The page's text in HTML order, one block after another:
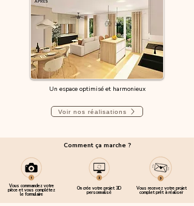
Un espace optimisé et harmonieux
Voir nos réalisations
Comment ça marche ?
Vous commandez votre
pièce et vous complétez
le formulaire
On crée votre projet 3D
personnalisé
Vous recevez votre projet
complet prêt à réaliser